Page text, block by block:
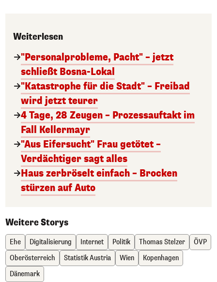
Weiterlesen
"Personalprobleme, Pacht" – jetzt
schließt Bosna-Lokal
"Katastrophe für die Stadt" – Freibad
wird jetzt teurer
4 Tage, 28 Zeugen – Prozessauftakt im
Fall Kellermayr
"Aus Eifersucht" Frau getötet –
Verdächtiger sagt alles
Haus zerbröselt einfach – Brocken
stürzen auf Auto
Weitere Storys
Ehe Digitalisierung Internet Politik Thomas Stelzer
ÖVP
Oberösterreich
Statistik Austria Wien
Kopenhagen
Dänemark